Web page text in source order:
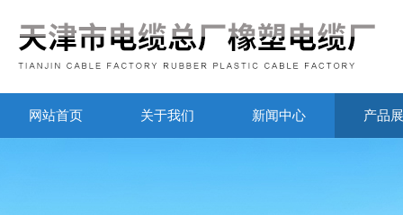
网站首页 关于我们 新闻中心 产品